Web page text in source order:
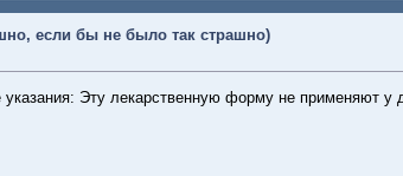
если бы не было так страшно)
Эту лекарственную форму не применяют у